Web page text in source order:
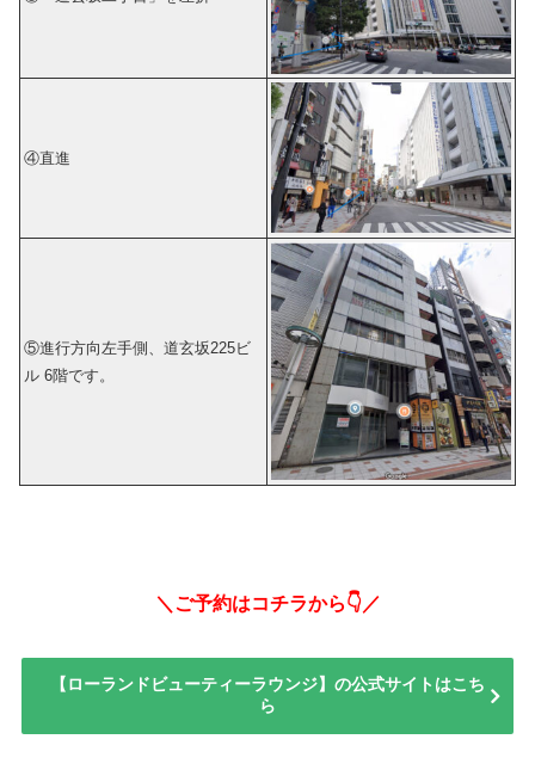
④直進
⑤進行方向左手側、道玄坂225ビ
ル 6階です。
＼ご予約はコチラから👇／
【ローランドビューティーラウンジ】の公式サイトはこち
ら